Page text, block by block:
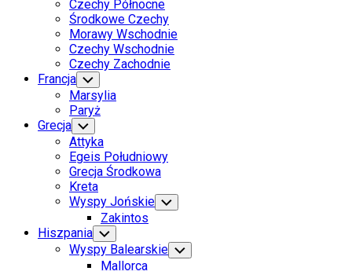
Czechy Północne
Środkowe Czechy
Morawy Wschodnie
Czechy Wschodnie
Current
Page
Parent
Czechy Zachodnie
Francja Toggle
Child
Menu
Marsylia
Paryż
Grecja Toggle
Child
Menu
Attyka
Egeis Południowy
Grecja Środkowa
Kreta
Wyspy Jońskie Toggle
Child
Zakintos
Hiszpania Toggle
Child
Menu
Wyspy Balearskie Toggle
Child
Mallorca